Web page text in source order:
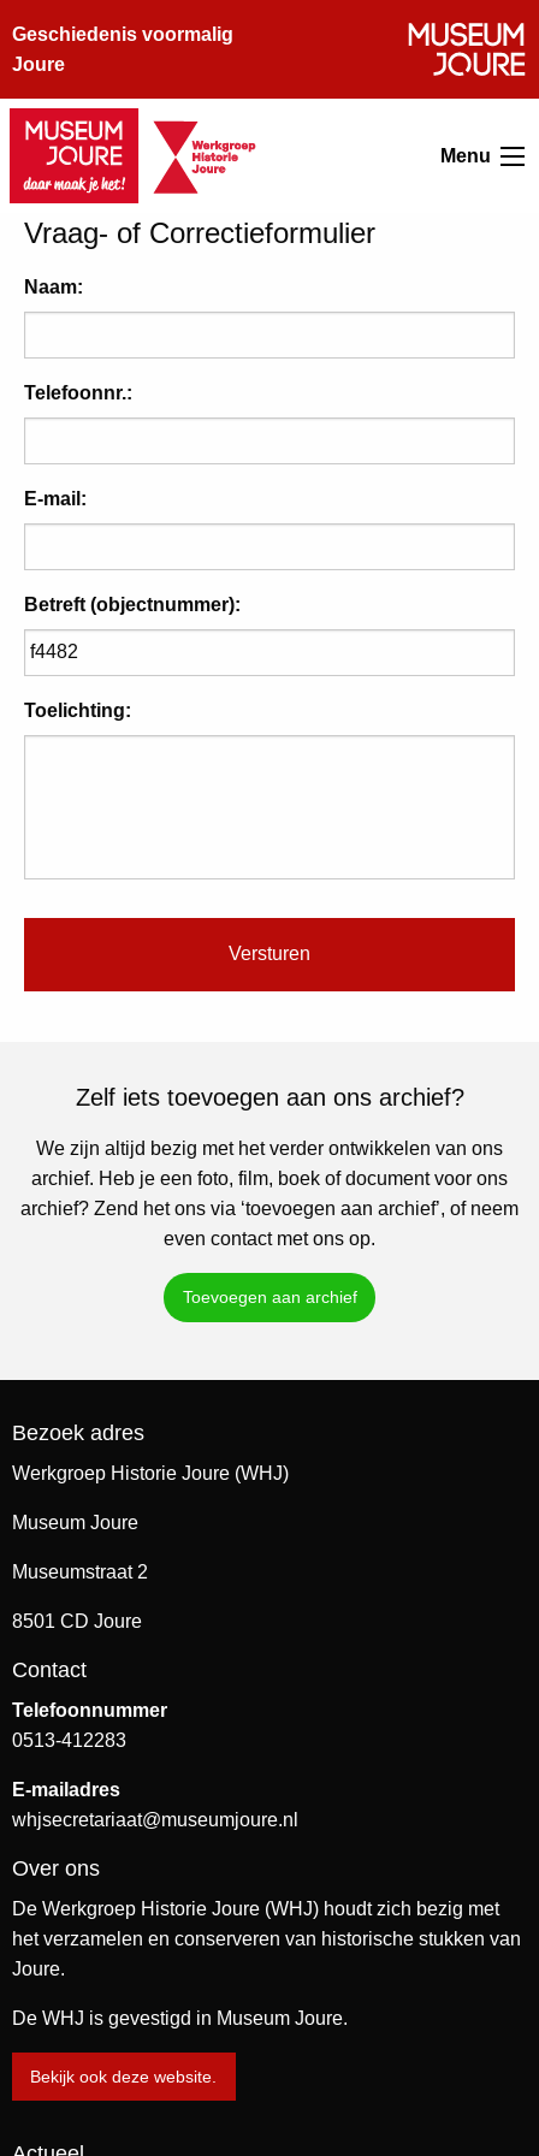
Geschiedenis voormalig
Joure
Menu
Vraag- of Correctieformulier
Naam:
Telefoonnr.:
E-mail:
Betreft (objectnummer):
Toelichting:
Zelf iets toevoegen aan ons archief?
We zijn altijd bezig met het verder ontwikkelen van ons
archief. Heb je een foto, film, boek of document voor ons
archief? Zend het ons via ‘toevoegen aan archief’, of neem
even contact met ons op.
Toevoegen aan archief
Bezoek adres
Werkgroep Historie Joure (WHJ)
Museum Joure
Museumstraat 2
8501 CD Joure
Contact
Telefoonnummer
0513-412283
E-mailadres
whjsecretariaat@museumjoure.nl
Over ons
De Werkgroep Historie Joure (WHJ) houdt zich bezig met
het verzamelen en conserveren van historische stukken van
Joure.
De WHJ is gevestigd in Museum Joure.
Bekijk ook deze website.